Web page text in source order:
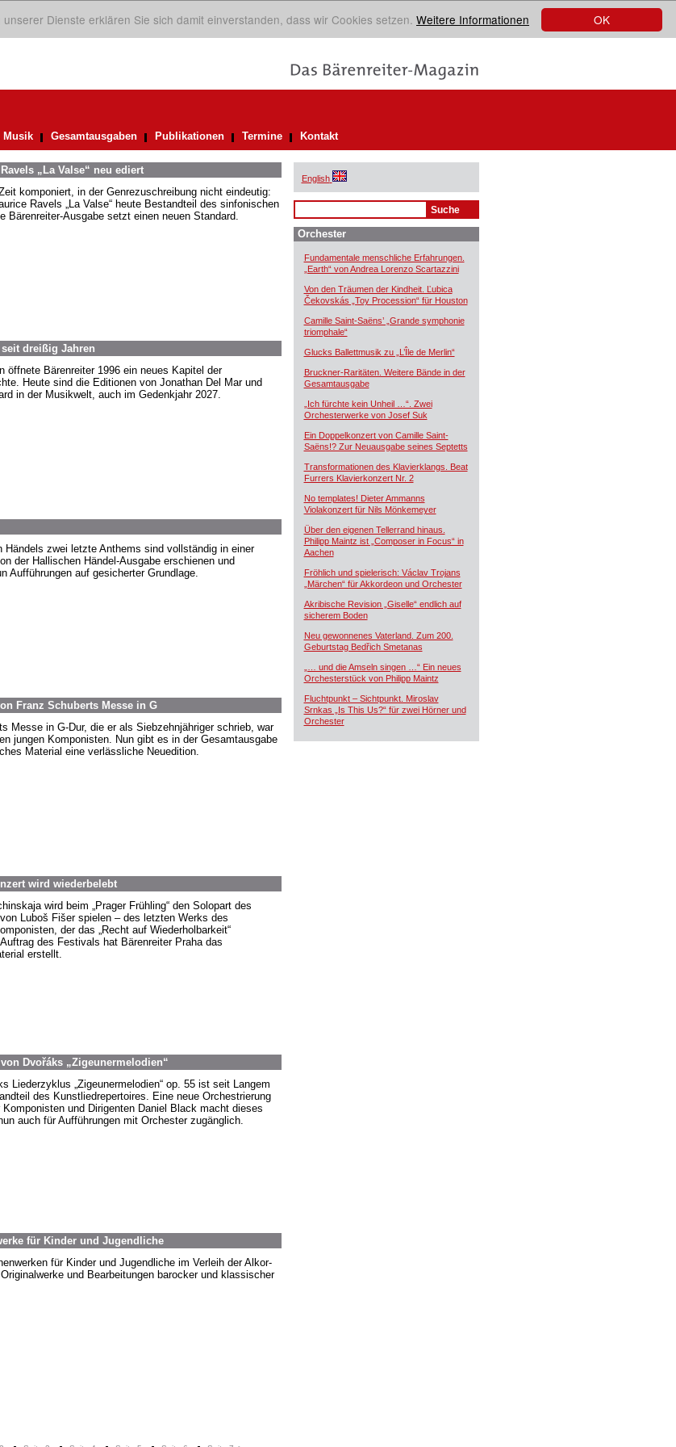
OK
Dienste erklären Sie sich damit einverstanden, dass wir Cookies setzen. Weitere Informationen
Musik Gesamtausgaben Publikationen Termine Kontakt
„La Valse“ neu ediert
komponiert, in der Genrezuschreibung nicht eindeutig:
Ravels „La Valse“ heute Bestandteil des sinfonischen
Bärenreiter-Ausgabe setzt einen neuen Standard.
dreißig Jahren
öffnete Bärenreiter 1996 ein neues Kapitel der
Heute sind die Editionen von Jonathan Del Mar und
in der Musikwelt, auch im Gedenkjahr 2027.
Händels zwei letzte Anthems sind vollständig in einer
der Hallischen Händel-Ausgabe erschienen und
Aufführungen auf gesicherter Grundlage.
Franz Schuberts Messe in G
Messe in G-Dur, die er als Siebzehnjähriger schrieb, war
jungen Komponisten. Nun gibt es in der Gesamtausgabe
Material eine verlässliche Neuedition.
wird wiederbelebt
wird beim „Prager Frühling“ den Solopart des
Luboš Fišer spielen – des letzten Werks des
der das „Recht auf Wiederholbarkeit“
des Festivals hat Bärenreiter Praha das
erstellt.
Dvořáks „Zigeunermelodien“
Liederzyklus „Zigeunermelodien“ op. 55 ist seit Langem
des Kunstliedrepertoires. Eine neue Orchestrierung
Komponisten und Dirigenten Daniel Black macht dieses
auch für Aufführungen mit Orchester zugänglich.
für Kinder und Jugendliche
für Kinder und Jugendliche im Verleih der Alkor-
und Bearbeitungen barocker und klassischer
English
Orchester
Fundamentale menschliche Erfahrungen.
„Earth“ von Andrea Lorenzo Scartazzini
Von den Träumen der Kindheit. Ľubica
Čekovskás „Toy Procession“ für Houston
Camille Saint-Saëns’ „Grande symphonie
triomphale“
Glucks Ballettmusik zu „L’Île de Merlin“
Bruckner-Raritäten. Weitere Bände in der
Gesamtausgabe
„Ich fürchte kein Unheil …“. Zwei
Orchesterwerke von Josef Suk
Ein Doppelkonzert von Camille Saint-
Saëns!? Zur Neuausgabe seines Septetts
Transformationen des Klavierklangs. Beat
Furrers Klavierkonzert Nr. 2
No templates! Dieter Ammanns
Violakonzert für Nils Mönkemeyer
Über den eigenen Tellerrand hinaus.
Philipp Maintz ist „Composer in Focus“ in
Aachen
Fröhlich und spielerisch: Václav Trojans
„Märchen“ für Akkordeon und Orchester
Akribische Revision „Giselle“ endlich auf
sicherem Boden
Neu gewonnenes Vaterland. Zum 200.
Geburtstag Bedřich Smetanas
„… und die Amseln singen …“ Ein neues
Orchesterstück von Philipp Maintz
Fluchtpunkt – Sichtpunkt. Miroslav
Srnkas „Is This Us?“ für zwei Hörner und
Orchester